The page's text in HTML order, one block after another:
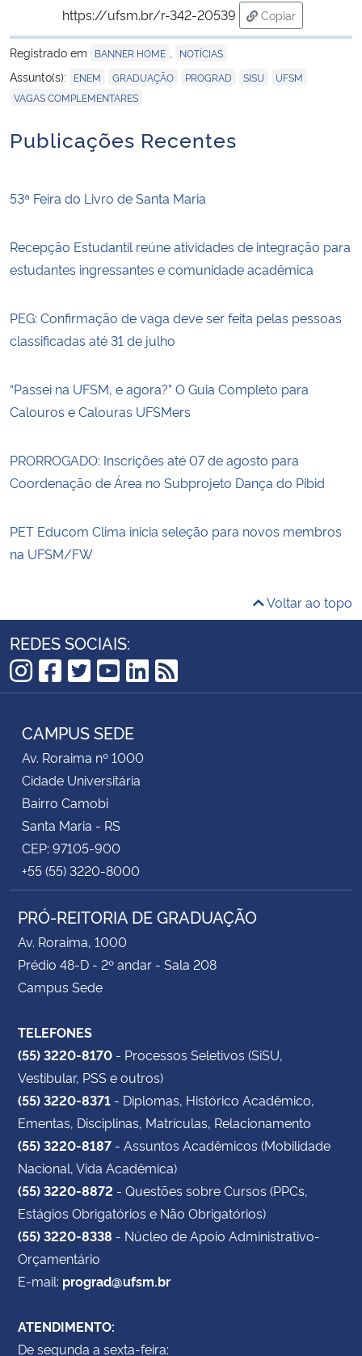
https://ufsm.br/r-342-20539
Copiar
para área de
Registrado em
BANNER HOME NOTÍCIAS
Assunto(s): ENEM GRADUAÇÃO PROGRAD SISU UFSM
VAGAS COMPLEMENTARES
Publicações Recentes
53ª Feira do Livro de Santa Maria
Recepção Estudantil reúne atividades de integração para
estudantes ingressantes e comunidade acadêmica
PEG: Confirmação de vaga deve ser feita pelas pessoas
classificadas até 31 de julho
“Passei na UFSM, e agora?” O Guia Completo para
Calouros e Calouras UFSMers
PRORROGADO: Inscrições até 07 de agosto para
Coordenação de Área no Subprojeto Dança do Pibid
PET Educom Clima inicia seleção para novos membros
na UFSM/FW
Voltar ao topo
REDES SOCIAIS:
Instagram
Facebook
Twitter
YouTube
LinkedIn
RSS
CAMPUS SEDE
Av. Roraima nº 1000
Cidade Universitária
Bairro Camobi
Santa Maria - RS
CEP: 97105-900
+55 (55) 3220-8000
PRÓ-REITORIA DE GRADUAÇÃO
Av. Roraima, 1000
Prédio 48-D - 2º andar - Sala 208
Campus Sede
TELEFONES
(55) 3220-8170 - Processos Seletivos (SiSU,
Vestibular, PSS e outros)
(55) 3220-8371 - Diplomas, Histórico Acadêmico,
Ementas, Disciplinas, Matrículas, Relacionamento
(55) 3220-8187 - Assuntos Acadêmicos (Mobilidade
Nacional, Vida Acadêmica)
(55) 3220-8872 - Questões sobre Cursos (PPCs,
Estágios Obrigatórios e Não Obrigatórios)
(55) 3220-8338 - Núcleo de Apoio Administrativo-
Orçamentário
E-mail: prograd@ufsm.br
ATENDIMENTO:
De segunda a sexta-feira: